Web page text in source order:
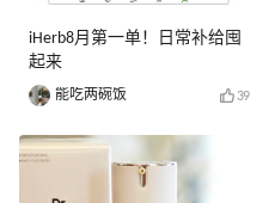
iHerb8月第一单！日常补给囤
起来
能吃两碗饭 39